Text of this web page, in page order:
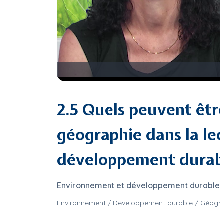
2.5 Quels peuvent
géographie dans la
développement
Environnement et développement durable
Environnement / Développement durable /